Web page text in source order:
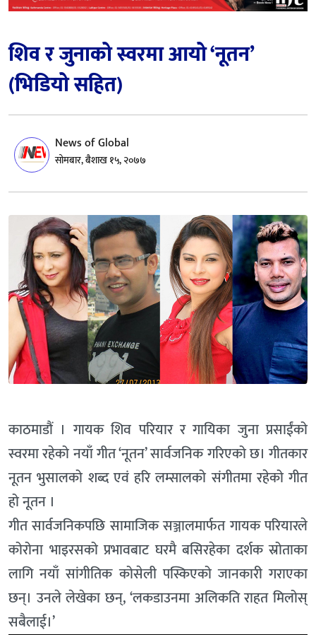
शिव र जुनाको स्वरमा आयो ‘नूतन’
(भिडियो सहित)
News of Global
सोमबार, बैशाख १५, २०७७
काठमाडौं । गायक शिव परियार र गायिका जुना प्रसाईंको
स्वरमा रहेको नयाँ गीत ‘नूतन’ सार्वजनिक गरिएको छ। गीतकार
नूतन भुसालको शब्द एवं हरि लम्सालको संगीतमा रहेको गीत
हो नूतन ।
गीत सार्वजनिकपछि सामाजिक सञ्जालमार्फत गायक परियारले
कोरोना भाइरसको प्रभावबाट घरमै बसिरहेका दर्शक स्रोताका
लागि नयाँ सांगीतिक कोसेली पस्किएको जानकारी गराएका
छन्। उनले लेखेका छन्, ‘लकडाउनमा अलिकति राहत मिलोस्
सबैलाई।’